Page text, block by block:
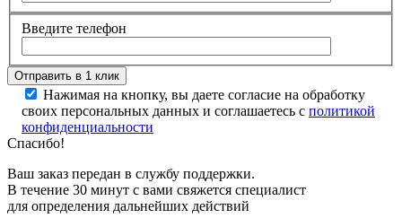
Введите телефон
Нажимая на кнопку, вы даете согласие на обработку
своих персональных данных и соглашаетесь с политикой
конфиденциальности
Спасибо!
Ваш заказ передан в службу поддержки.
В течение 30 минут с вами свяжется специалист
для определения дальнейших действий